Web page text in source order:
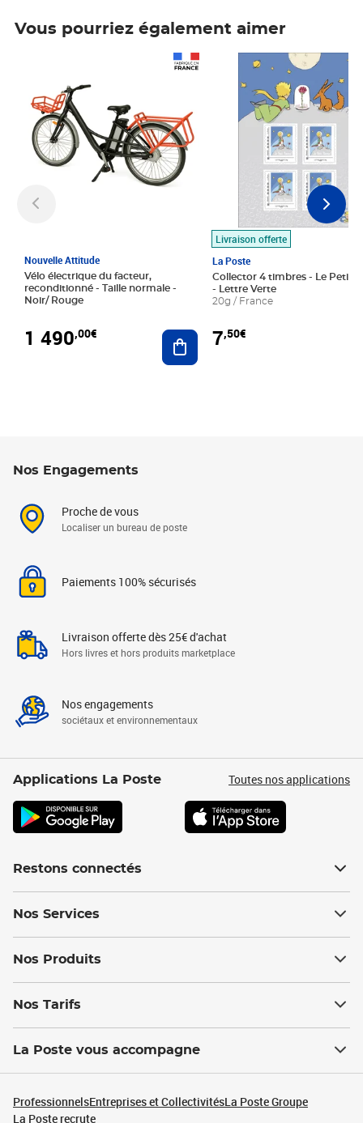
Vous pourriez également aimer
Nouvelle Attitude
Vélo électrique du facteur,
reconditionné - Taille normale -
Noir/ Rouge
1 490,00€ Ajouter au panier
Livraison offerte
La Poste
Collector 4 timbres - Le Petit
- Lettre Verte
20g / France
7,50€
Prix 7,50€
Nos Engagements
Proche de vous
Localiser un bureau de poste
Paiements 100% sécurisés
Livraison offerte dès 25€ d'achat
Hors livres et hors produits marketplace
Nos engagements
sociétaux et environnementaux
Applications La Poste Toutes nos applications
Restons connectés
Nos Services
Nos Produits
Nos Tarifs
La Poste vous accompagne
ProfessionnelsEntreprises et CollectivitésLa Poste Groupe
La Poste recrute